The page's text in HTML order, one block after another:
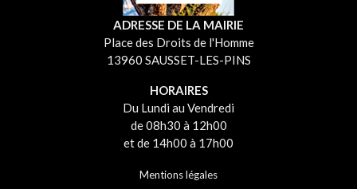
ADRESSE DE LA MAIRIE
Place des Droits de l'Homme
13960 SAUSSET-LES-PINS
HORAIRES
Du Lundi au Vendredi
de 08h30 à 12h00
et de 14h00 à 17h00
Mentions légales